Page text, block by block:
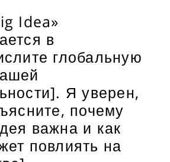
Idea»
в
глобальную
Я уверен,
почему
важна и как
повлиять на